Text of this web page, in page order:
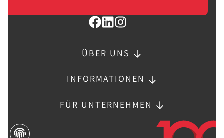
ÜBER UNS
INFORMATIONEN
FÜR UNTERNEHMEN